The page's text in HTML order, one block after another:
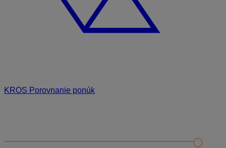
KROS Porovnanie ponúk
Nastavenie šanónov